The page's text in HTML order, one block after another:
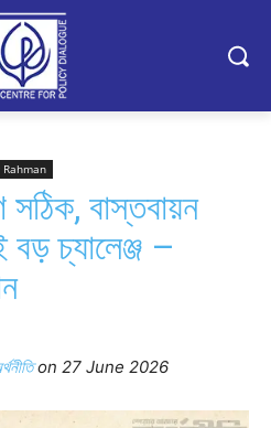
সঠিক, বাস্তবায়ন
বড় চ্যালেঞ্জ –
on 27 June 2026